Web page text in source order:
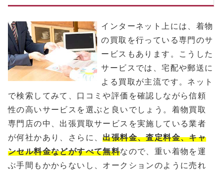
インターネット上には、着物
の買取を行っている専門のサ
ービスもあります。こうした
サービスでは、宅配や郵送に
よる買取が主流です。ネット
で検索してみて、口コミや評価を確認しながら信頼
性の高いサービスを選ぶと良いでしょう。着物買取
専門店の中、出張買取サービスを実施している業者
が何社かあり、さらに、出張料金、査定料金、キャ
ンセル料金などがすべて無料なので、重い着物を運
ぶ手間もかからないし、オークションのように売れ